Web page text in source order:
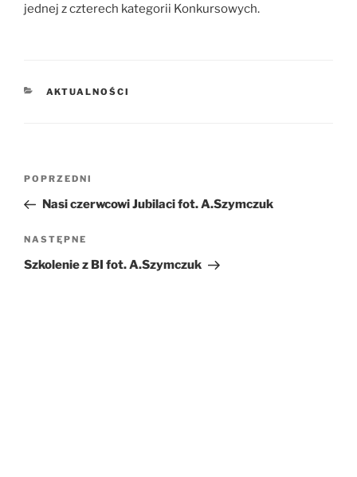
jednej z czterech kategorii Konkursowych.
KATEGORIE
AKTUALNOŚCI
wpisu
Poprzedni
wpis
POPRZEDNI
Nasi czerwcowi Jubilaci fot. A.Szymczuk
Następny
wpis
NASTĘPNE
Szkolenie z BI fot. A.Szymczuk